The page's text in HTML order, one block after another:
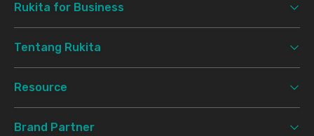
Rukita for Business
Tentang Rukita
Resource
Brand Partner